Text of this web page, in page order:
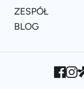
ZESPÓŁ
BLOG